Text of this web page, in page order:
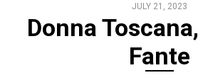
JULY 21, 2023
Donna
Fante